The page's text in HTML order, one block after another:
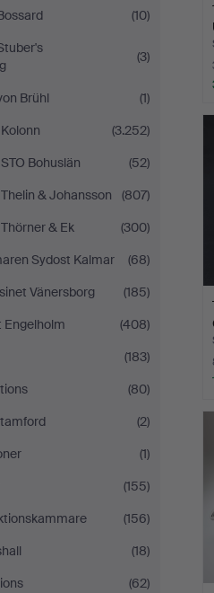
(10)
(3)
Brühl
(1)
(3.252)
Bohuslän
(52)
& Johansson
(807)
& Ek
(300)
Sydost Kalmar
(68)
Vänersborg
(185)
Engelholm
(408)
(183)
(80)
(2)
(1)
(155)
(156)
(18)
(62)